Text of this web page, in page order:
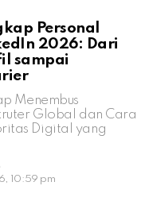
Personal
2026: Dari
sampai
Menembus
Global dan Cara
Digital yang
10:59 pm